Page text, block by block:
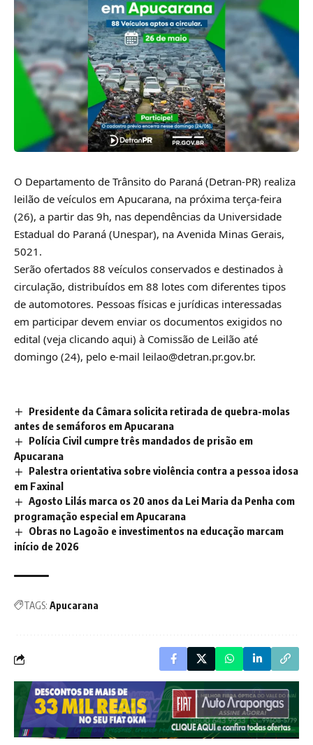
O Departamento de Trânsito do Paraná (Detran-PR) realiza
leilão de veículos em Apucarana, na próxima terça-feira
(26), a partir das 9h, nas dependências da Universidade
Estadual do Paraná (Unespar), na Avenida Minas Gerais,
5021.
Serão ofertados 88 veículos conservados e destinados à
circulação, distribuídos em 88 lotes com diferentes tipos
de automotores. Pessoas físicas e jurídicas interessadas
em participar devem enviar os documentos exigidos no
edital (veja clicando aqui) à Comissão de Leilão até
domingo (24), pelo e-mail leilao@detran.pr.gov.br.
Presidente da Câmara solicita retirada de quebra-molas
antes de semáforos em Apucarana
Polícia Civil cumpre três mandados de prisão em
Apucarana
Palestra orientativa sobre violência contra a pessoa idosa
em Faxinal
Agosto Lilás marca os 20 anos da Lei Maria da Penha com
programação especial em Apucarana
Obras no Lagoão e investimentos na educação marcam
início de 2026
TAGS: Apucarana